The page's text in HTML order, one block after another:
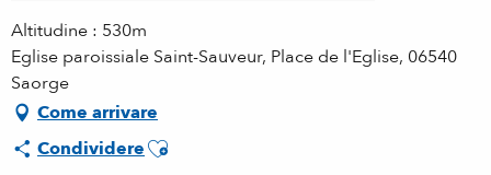
Altitudine : 530m
Eglise paroissiale Saint-Sauveur, Place de l'Eglise, 06540
Saorge
Come arrivare
CondividereAjouter aux favoris